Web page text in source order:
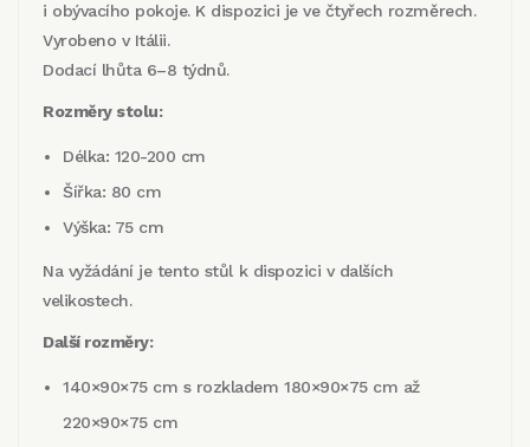
i obývacího pokoje. K dispozici je ve čtyřech rozměrech.
Vyrobeno v Itálii.
Dodací lhůta 6–8 týdnů.
Rozměry stolu:
Délka: 120-200 cm
Šířka: 80 cm
Výška: 75 cm
Na vyžádání je tento stůl k dispozici v dalších
velikostech.
Další rozměry:
140×90×75 cm s rozkladem 180×90×75 cm až
220×90×75 cm